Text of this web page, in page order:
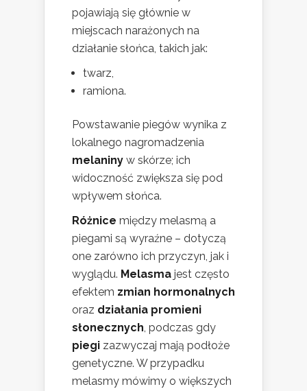
pojawiają się głównie w
miejscach narażonych na
działanie słońca, takich jak:
twarz,
ramiona.
Powstawanie piegów wynika z
lokalnego nagromadzenia
melaniny w skórze; ich
widoczność zwiększa się pod
wpływem słońca.
Różnice między melasmą a
piegami są wyraźne – dotyczą
one zarówno ich przyczyn, jak i
wyglądu. Melasma jest często
efektem zmian hormonalnych
oraz działania promieni
słonecznych , podczas gdy
piegi zazwyczaj mają podłoże
genetyczne. W przypadku
melasmy mówimy o większych